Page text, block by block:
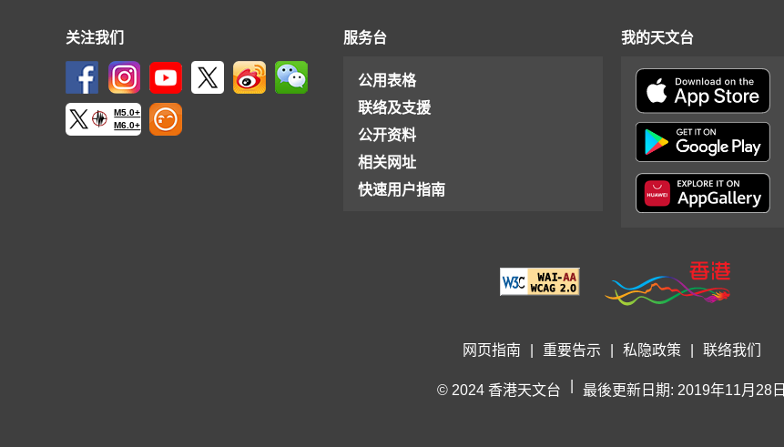
关注我们
M5.0+
M6.0+
服务台
公用表格
联络及支援
公开资料
相关网址
快速用户指南
我的天文台
网页指南 重要告示 私隐政策 联络我们
© 2024 香港天文台 最後更新日期: 2019年11月28日